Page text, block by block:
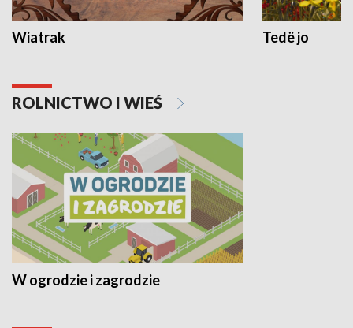
Wiatrak Tedë jo
ROLNICTWO I WIEŚ
W ogrodzie i zagrodzie